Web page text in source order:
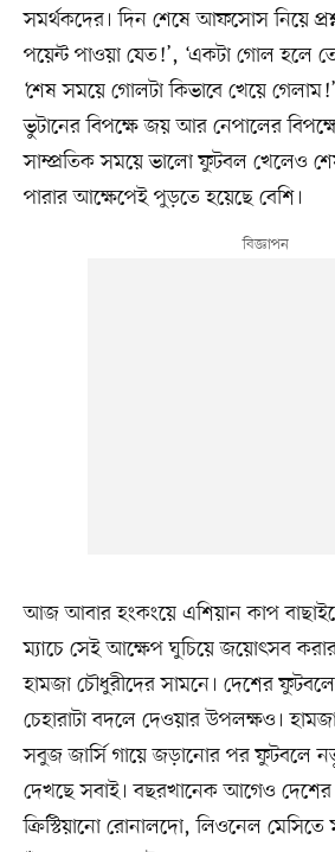
সমর্থকদের। দিন শেষে আফসোস নিয়ে
পয়েন্ট পাওয়া যেত!’, ‘একটা গোল হলে
‘শেষ সময়ে গোলটা কিভাবে খেয়ে গেলাম!’
ভুটানের বিপক্ষে জয় আর নেপালের
সাম্প্রতিক সময়ে ভালো ফুটবল খেলেও
পারার আক্ষেপেই পুড়তে হয়েছে বেশি।
আজ আবার হংকংয়ে এশিয়ান কাপ
ম্যাচে সেই আক্ষেপ ঘুচিয়ে জয়োৎসব
হামজা চৌধুরীদের সামনে। দেশের
চেহারাটা বদলে দেওয়ার উপলক্ষও।
সবুজ জার্সি গায়ে জড়ানোর পর ফুটবলে
দেখছে সবাই। বছরখানেক আগেও দেশের
ক্রিস্টিয়ানো রোনালদো, লিওনেল